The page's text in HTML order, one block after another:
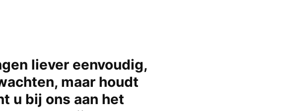
liever eenvoudig,
maar houdt
u bij ons aan het